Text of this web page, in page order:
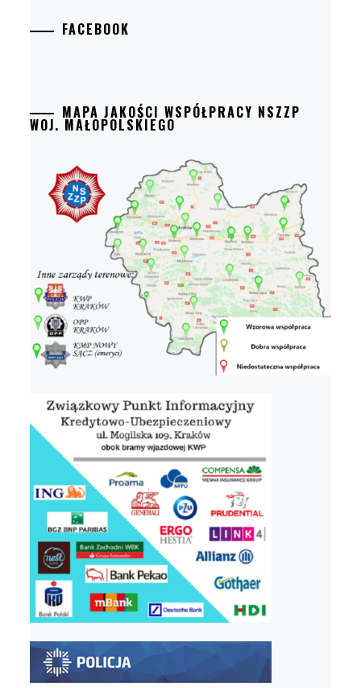
FACEBOOK
MAPA JAKOŚCI WSPÓŁPRACY NSZZP
WOJ. MAŁOPOLSKIEGO